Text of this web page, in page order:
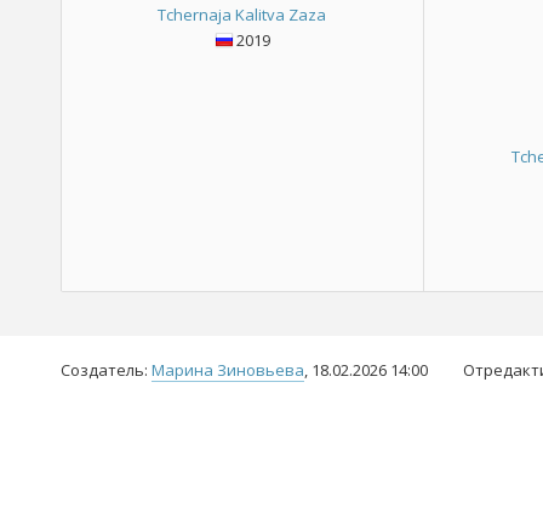
Tchernaja Kalitva Zaza
2019
Создатель: Марина Зиновьева, 18.02.2026 14:00